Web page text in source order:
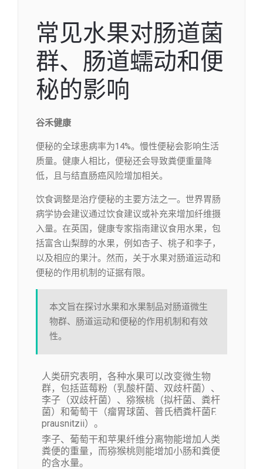
常见水果对肠道菌
群、肠道蠕动和便
秘的影响
谷禾健康
便秘的全球患病率为14%。慢性便秘会影响生活
质量。健康人相比，便秘还会导致粪便重量降
低，且与结直肠癌风险增加相关。
饮食调整是治疗便秘的主要方法之一。世界胃肠
病学协会建议通过饮食建议或补充来增加纤维摄
入量。在英国，健康专家指南建议食用水果，包
括富含山梨醇的水果，例如杏子、桃子和李子，
以及相应的果汁。然而，关于水果对肠道运动和
便秘的作用机制的证据有限。
本文旨在探讨水果和水果制品对肠道微生
物群、肠道运动和便秘的作用机制和有效
性。
人类研究表明，各种水果可以改变微生物
群，包括蓝莓粉（乳酸杆菌、双歧杆菌）、
李子（双歧杆菌）、猕猴桃（拟杆菌、粪杆
菌）和葡萄干（瘤胃球菌、普氏栖粪杆菌F.
prausnitzii）。
李子、葡萄干和苹果纤维分离物能增加人类
粪便的重量，而猕猴桃则能增加小肠和粪便
的含水量。